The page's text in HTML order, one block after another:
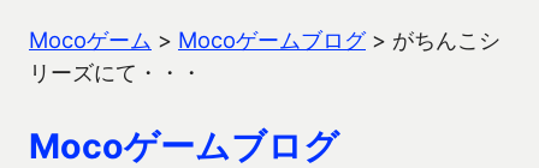
Mocoゲーム > Mocoゲームブログ> がちんこシ
リーズにて・・・
Mocoゲームブログ